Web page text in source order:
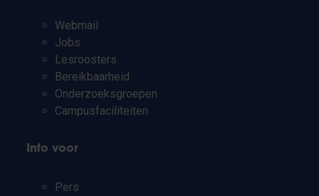
Webmail
Jobs
Lesroosters
Bereikbaarheid
Onderzoeksgroepen
Campusfaciliteiten
Info voor
Pers